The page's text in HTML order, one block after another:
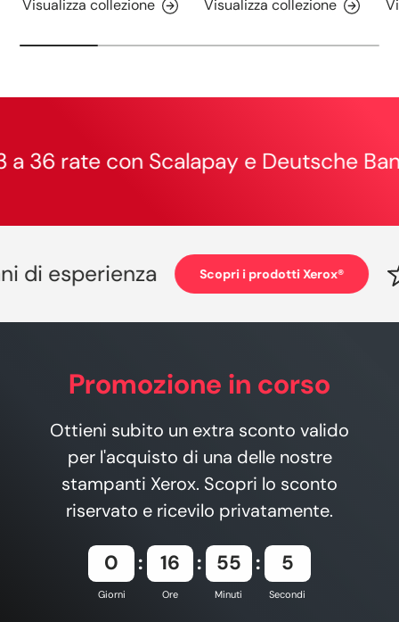
Visualizza collezione Visualizza collezione
da 3 a 36 rate con Scalapay e
esperienza Scopri i prodotti Xerox®
Promozione in corso
Ottieni subito un extra sconto valido
per l'acquisto di una delle nostre
stampanti Xerox. Scopri lo sconto
riservato e ricevilo privatamente.
0
Giorni
16
Ore
55
Minuti
4
Secondi